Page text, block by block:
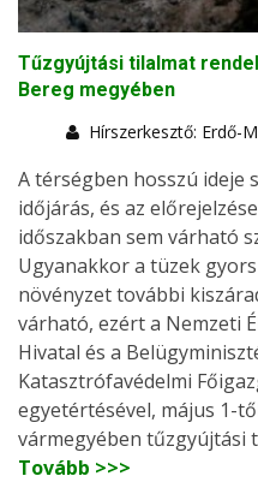
Tűzgyújtási tilalmat
Bereg megyében
Hírszerkesztő: Erdő-
A térségben hosszú ideje
időjárás, és az
időszakban sem várható
Ugyanakkor a tüzek
növényzet további
várható, ezért a Nemzeti
Hivatal és a
Katasztrófavédelmi
egyetértésével, május 1-
vármegyében tűzgyújtási
Tovább >>>